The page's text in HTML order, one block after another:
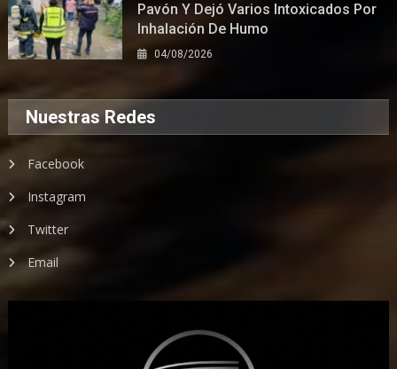
Pavón Y Dejó Varios Intoxicados Por
Inhalación De Humo
04/08/2026
Nuestras Redes
Facebook
Instagram
Twitter
Email